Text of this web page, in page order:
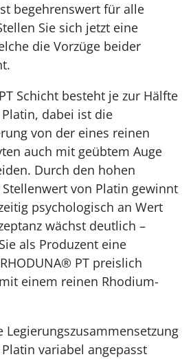
begehrenswert für alle
Sie sich jetzt eine
die Vorzüge beider
Schicht besteht je zur Hälfte
dabei ist die
von der eines reinen
auch mit geübtem Auge
Durch den hohen
von Platin gewinnt
psychologisch an Wert
wächst deutlich –
als Produzent eine
PT preislich
einem reinen Rhodium-
Legierungszusammensetzung
variabel angepasst